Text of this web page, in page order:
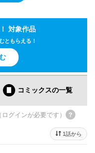
対象作品
ともらえる！
コミックスの一覧
グインが必要です）
1話から